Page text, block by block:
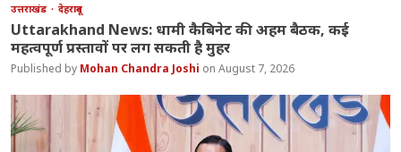
उत्तराखंड देहरादून
Uttarakhand News: धामी कैबिनेट की अहम बैठक, कई
महत्वपूर्ण प्रस्तावों पर लग सकती है मुहर
Mohan Chandra Joshi August 7, 2026